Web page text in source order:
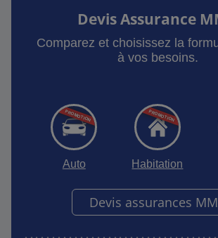
Devis Assurance
Comparez et choisissez la
à vos besoins.
Auto Habitation
Devis assurances